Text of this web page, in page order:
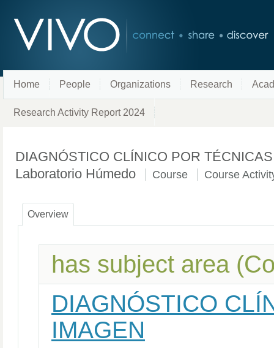
Home People Organizations Research
Research Activity Report 2024
DIAGNÓSTICO CLÍNICO POR
Laboratorio Húmedo
Course Course
Overview
has subject area
DIAGNÓSTICO
IMAGEN